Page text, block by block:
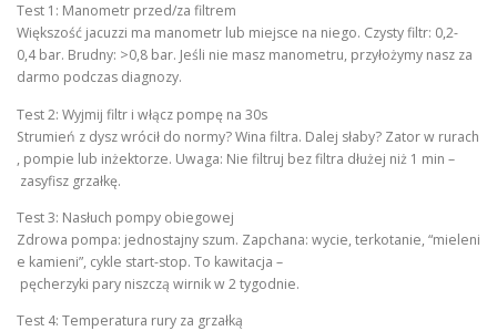
Test 1: Manometr przed/za filtrem
Większość jacuzzi ma manometr lub miejsce na niego. Czysty filtr: 0,2-
0,4 bar. Brudny: >0,8 bar. Jeśli nie masz manometru, przyłożymy nasz za
darmo podczas diagnozy.
Test 2: Wyjmij filtr i włącz pompę na 30s
Strumień z dysz wrócił do normy? Wina filtra. Dalej słaby? Zator w rurach
, pompie lub inżektorze. Uwaga: Nie filtruj bez filtra dłużej niż 1 min –
zasyfisz grzałkę.
Test 3: Nasłuch pompy obiegowej
Zdrowa pompa: jednostajny szum. Zapchana: wycie, terkotanie, “mieleni
e kamieni”, cykle start-stop. To kawitacja –
pęcherzyki pary niszczą wirnik w 2 tygodnie.
Test 4: Temperatura rury za grzałką